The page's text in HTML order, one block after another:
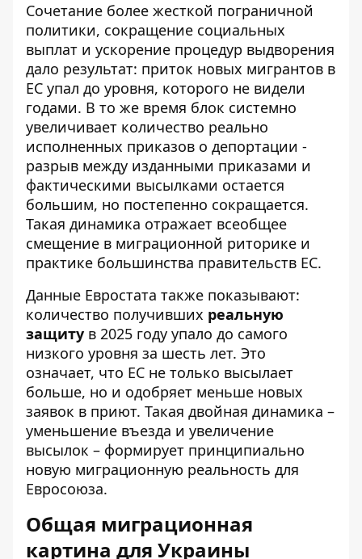
Сочетание более жесткой пограничной
политики, сокращение социальных
выплат и ускорение процедур выдворения
дало результат: приток новых мигрантов в
ЕС упал до уровня, которого не видели
годами. В то же время блок системно
увеличивает количество реально
исполненных приказов о депортации -
разрыв между изданными приказами и
фактическими высылками остается
большим, но постепенно сокращается.
Такая динамика отражает всеобщее
смещение в миграционной риторике и
практике большинства правительств ЕС.
Данные Евростата также показывают:
количество получивших реальную
защиту в 2025 году упало до самого
низкого уровня за шесть лет. Это
означает, что ЕС не только высылает
больше, но и одобряет меньше новых
заявок в приют. Такая двойная динамика –
уменьшение въезда и увеличение
высылок – формирует принципиально
новую миграционную реальность для
Евросоюза.
Общая миграционная
картина для Украины